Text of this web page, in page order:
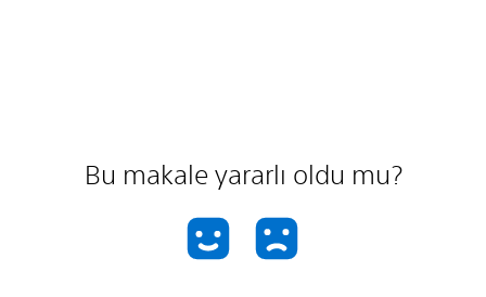
Bu makale yararlı oldu mu?